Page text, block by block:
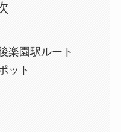
楽園駅ルート
ット